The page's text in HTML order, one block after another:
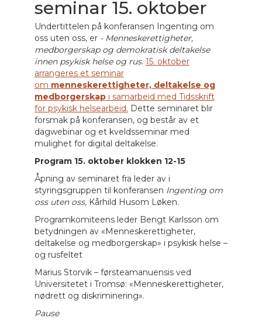
seminar 15. oktober
Undertittelen på konferansen Ingenting om
oss uten oss, er - Menneskerettigheter,
medborgerskap og demokratisk deltakelse
innen psykisk helse og rus. 15. oktober
arrangeres et seminar
om menneskerettigheter, deltakelse og
medborgerskapi samarbeid med Tidsskrift
for psykisk helsearbeid. Dette seminaret blir
forsmak på konferansen, og består av et
dagwebinar og et kveldsseminar med
mulighet for digital deltakelse.
Program 15. oktober klokken 12-15
Åpning av seminaret fra leder av i
styringsgruppen til konferansen Ingenting om
oss uten oss,Kårhild Husom Løken.
Programkomiteens leder Bengt Karlsson om
betydningen av «Menneskerettigheter,
deltakelse og medborgerskap» i psykisk helse –
og rusfeltet
Marius Storvik – førsteamanuensis ved
Universitetet i Tromsø: «Menneskerettigheter,
nødrett og diskriminering».
Pause